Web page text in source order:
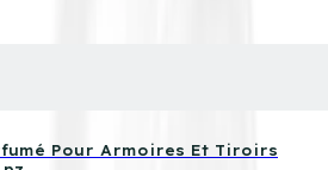
Pour Armoires Et Tiroirs